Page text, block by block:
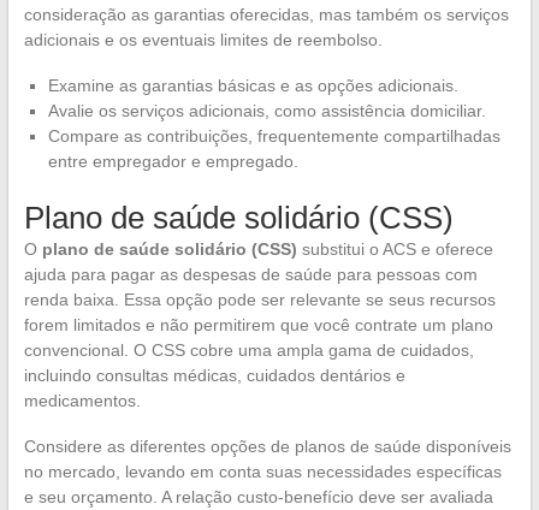
consideração as garantias oferecidas, mas também os serviços
adicionais e os eventuais limites de reembolso.
Examine as garantias básicas e as opções adicionais.
Avalie os serviços adicionais, como assistência domiciliar.
Compare as contribuições, frequentemente compartilhadas
entre empregador e empregado.
Plano de saúde solidário (CSS)
O plano de saúde solidário (CSS) substitui o ACS e oferece
ajuda para pagar as despesas de saúde para pessoas com
renda baixa. Essa opção pode ser relevante se seus recursos
forem limitados e não permitirem que você contrate um plano
convencional. O CSS cobre uma ampla gama de cuidados,
incluindo consultas médicas, cuidados dentários e
medicamentos.
Considere as diferentes opções de planos de saúde disponíveis
no mercado, levando em conta suas necessidades específicas
e seu orçamento. A relação custo-benefício deve ser avaliada